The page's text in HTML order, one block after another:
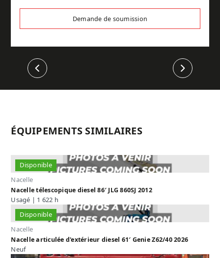
Demande de soumission
Précédent Suivant
ÉQUIPEMENTS SIMILAIRES
Disponible
Nacelle
Nacelle télescopique diesel 86′ JLG 860SJ 2012
Usagé | 1 622 h
Disponible
Nacelle
Nacelle articulée d'extérieur diesel 61′ Genie Z62/40 2026
Neuf